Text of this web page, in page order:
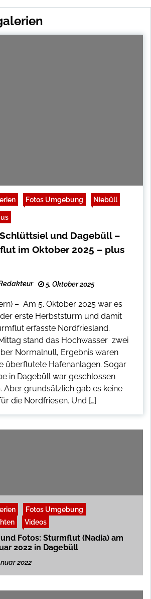
Fotos Umgebung Niebüll
und Dagebüll –
im Oktober 2025 – plus
5. Oktober 2025
– Am 5. Oktober 2025 war es
erste Herbststurm und damit
erfasste Nordfriesland.
stand das Hochwasser zwei
Normalnull, Ergebnis waren
überflutete Hafenanlagen. Sogar
in Dagebüll war geschlossen
Aber grundsätzlich gab es keine
die Nordfriesen. Und […]
Fotos Umgebung
Videos
Fotos: Sturmflut (Nadia) am
2022 in Dagebüll
2022